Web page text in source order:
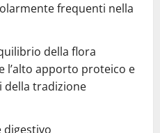
frequenti nella
della flora
l’alto apporto proteico e
della tradizione
digestivo